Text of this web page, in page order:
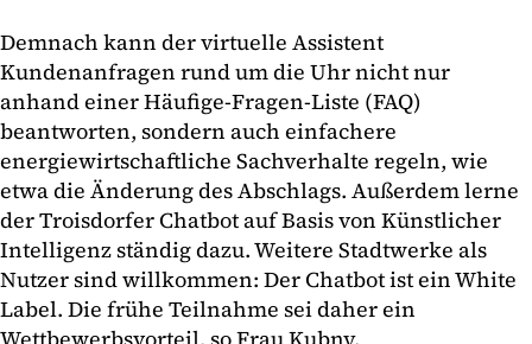
Demnach kann der virtuelle Assistent
Kundenanfragen rund um die Uhr nicht nur
anhand einer Häufige-Fragen-Liste (FAQ)
beantworten, sondern auch einfachere
energiewirtschaftliche Sachverhalte regeln, wie
etwa die Änderung des Abschlags. Außerdem lerne
der Troisdorfer Chatbot auf Basis von Künstlicher
Intelligenz ständig dazu. Weitere Stadtwerke als
Nutzer sind willkommen: Der Chatbot ist ein White
Label. Die frühe Teilnahme sei daher ein